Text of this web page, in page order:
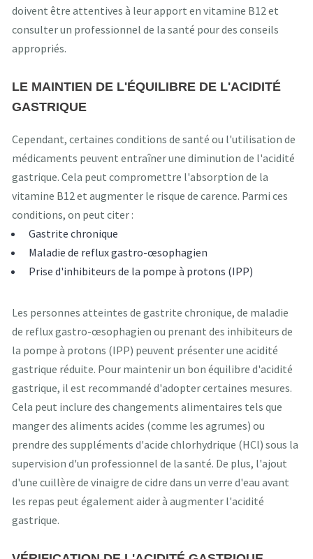
doivent être attentives à leur apport en vitamine B12 et
consulter un professionnel de la santé pour des conseils
appropriés.
LE MAINTIEN DE L'ÉQUILIBRE DE L'ACIDITÉ
GASTRIQUE
Cependant, certaines conditions de santé ou l'utilisation de
médicaments peuvent entraîner une diminution de l'acidité
gastrique. Cela peut compromettre l'absorption de la
vitamine B12 et augmenter le risque de carence. Parmi ces
conditions, on peut citer :
Gastrite chronique
Maladie de reflux gastro-œsophagien
Prise d'inhibiteurs de la pompe à protons (IPP)
Les personnes atteintes de gastrite chronique, de maladie
de reflux gastro-œsophagien ou prenant des inhibiteurs de
la pompe à protons (IPP) peuvent présenter une acidité
gastrique réduite. Pour maintenir un bon équilibre d'acidité
gastrique, il est recommandé d'adopter certaines mesures.
Cela peut inclure des changements alimentaires tels que
manger des aliments acides (comme les agrumes) ou
prendre des suppléments d'acide chlorhydrique (HCl) sous la
supervision d'un professionnel de la santé. De plus, l'ajout
d'une cuillère de vinaigre de cidre dans un verre d'eau avant
les repas peut également aider à augmenter l'acidité
gastrique.